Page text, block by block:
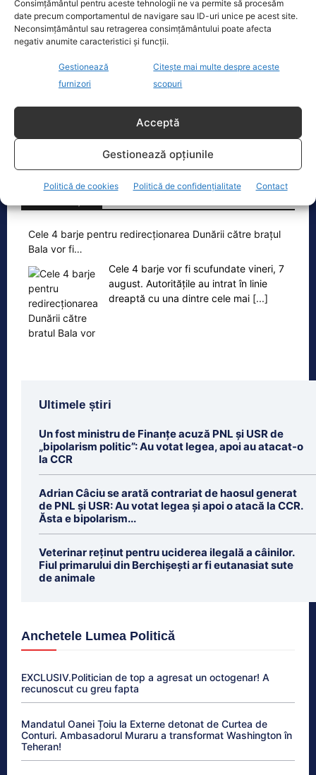
Consimțământul pentru aceste tehnologii ne va permite să procesăm
date precum comportamentul de navigare sau ID-uri unice pe acest site.
Neconsimțământul sau retragerea consimțământului poate afecta
negativ anumite caracteristici și funcții.
Gestionează
furnizori
Citește mai multe despre aceste
scopuri
Acceptă
Gestionează opțiunile
Politică de cookies Politică de confidențialitate Contact
Ecopolitic
Ponta: Bolojan poate să reducă
serie de comentarii referitoare la
situația energetică a României. „Ideea
e următoarea. Oprești
Cele 4 barje pentru redirecționarea Dunării către brațul
Bala vor fi…
Cele 4 barje vor fi scufundate vineri, 7
august. Autoritățile au intrat în linie
dreaptă cu una dintre cele mai [...]
Ultimele știri
Un fost ministru de Finanțe acuză PNL și USR de
„bipolarism politic”: Au votat legea, apoi au atacat-o
la CCR
Adrian Câciu se arată contrariat de haosul generat
de PNL și USR: Au votat legea și apoi o atacă la CCR.
Ăsta e bipolarism...
Veterinar reținut pentru uciderea ilegală a câinilor.
Fiul primarului din Berchișești ar fi eutanasiat sute
de animale
Anchetele Lumea Politică
EXCLUSIV.Politician de top a agresat un octogenar! A
recunoscut cu greu fapta
Mandatul Oanei Țoiu la Externe detonat de Curtea de
Conturi. Ambasadorul Muraru a transformat Washington în
Teheran!